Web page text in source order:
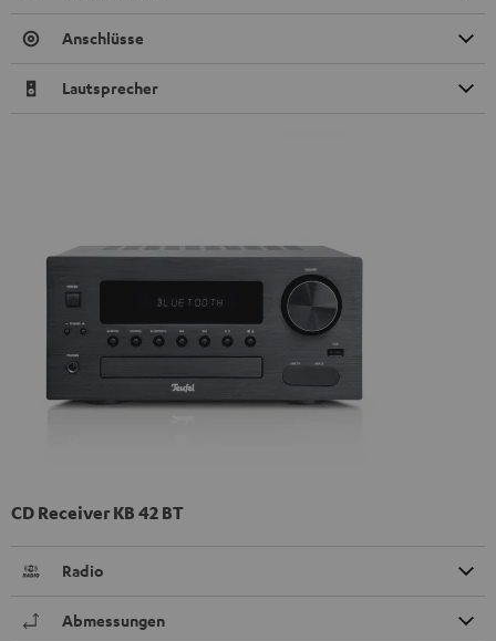
Anschlüsse
Lautsprecher
CD Receiver KB 42 BT
Radio
Abmessungen